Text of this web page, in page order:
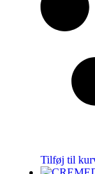
Tilføj til